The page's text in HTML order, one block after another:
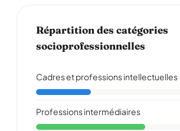
Répartition des catégories
socioprofessionnelles
Cadres et professions intellectuelles
Professions intermédiaires